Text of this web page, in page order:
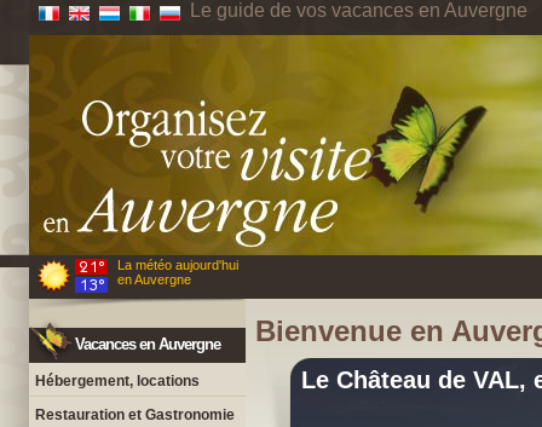
Le guide de vos vacances en Auvergne
La météo aujourd'hui
en Auvergne
Vacances en Auvergne
Hébergement, locations
Restauration et Gastronomie
Bienvenue en
Le Château de VAL,